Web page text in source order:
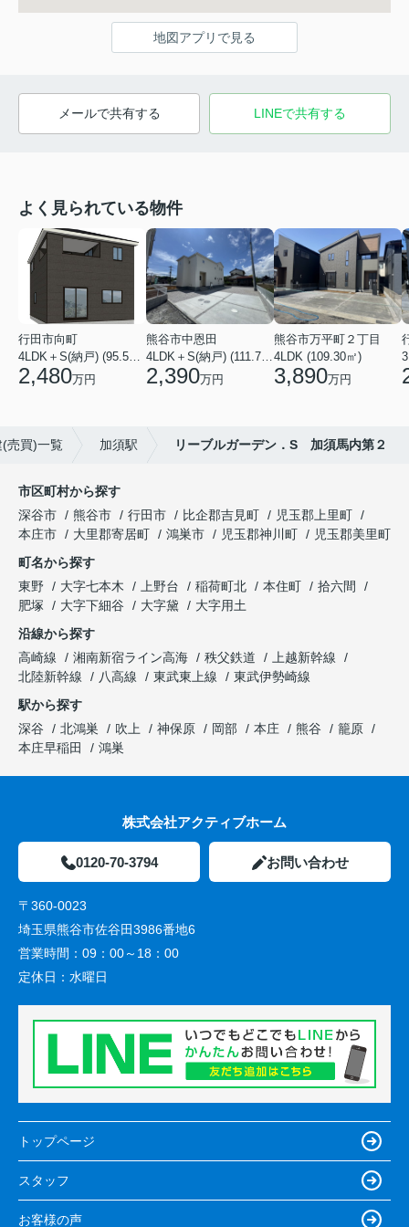
地図アプリで見る
メールで共有する LINEで共有する
よく見られている物件
行田市向町
4LDK＋S(納戸) (95.58㎡)
2,480万円
熊谷市中恩田
4LDK＋S(納戸) (111.78㎡)
2,390万円
熊谷市万平町２丁目
4LDK (109.30㎡)
3,890万円
売買)一覧 加須駅 リーブルガーデン．S 加須馬内第２
市区町村から探す
深谷市
熊谷市 行田市 比企郡吉見町
児玉郡上里町
本庄市
大里郡寄居町 鴻巣市 児玉郡神川町
児玉郡美里町
町名から探す
東野
大字七本木 上野台 稲荷町北 本住町
拾六間
肥塚
大字下細谷 大字黛
大字用土
沿線から探す
高崎線
湘南新宿ライン高海 秩父鉄道
上越新幹線
北陸新幹線
八高線 東武東上線
東武伊勢崎線
駅から探す
深谷
北鴻巣 吹上 神保原 岡部 本庄 熊谷
籠原
本庄早稲田
鴻巣
株式会社アクティブホーム
0120-70-3794 お問い合わせ
〒360-0023
埼玉県熊谷市佐谷田3986番地6
営業時間： 09：00～18：00
定休日： 水曜日
トップページ
スタッフ
お客様の声